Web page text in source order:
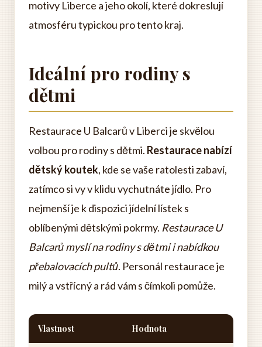
motivy Liberce a jeho okolí, které dokreslují
atmosféru typickou pro tento kraj.
Ideální pro rodiny s
dětmi
Restaurace U Balcarů v Liberci je skvělou
volbou pro rodiny s dětmi. Restaurace nabízí
dětský koutek, kde se vaše ratolesti zabaví,
zatímco si vy v klidu vychutnáte jídlo. Pro
nejmenší je k dispozici jídelní lístek s
oblíbenými dětskými pokrmy. Restaurace U
Balcarů myslí na rodiny s dětmi i nabídkou
přebalovacích pultů. Personál restaurace je
milý a vstřícný a rád vám s čímkoli pomůže.
Vlastnost Hodnota